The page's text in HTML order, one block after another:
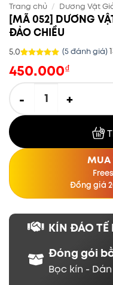
Trang chủ / Dương Vật
[MÃ 052] DƯƠNG
ĐẢO CHIỀU
5.0
dựa trên
(5đánh giá)
450.000₫
MUA
Đồng giá
KÍN ĐÁO TẾ
Đóng gói
Bọc kín -